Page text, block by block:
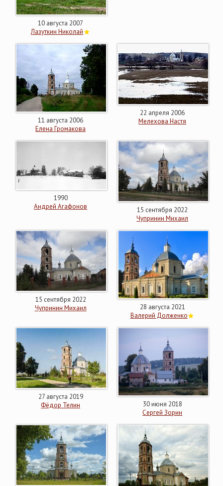
10 августа 2007
Лазуткин Николай
11 августа 2006
Елена Громакова
22 апреля 2006
Мелехова Настя
1990
Андрей Агафонов
15 сентября 2022
Чупринин Михаил
15 сентября 2022
Чупринин Михаил
28 августа 2021
Валерий Долженко
27 августа 2019
Фёдор Телин
30 июня 2018
Сергей Зорин